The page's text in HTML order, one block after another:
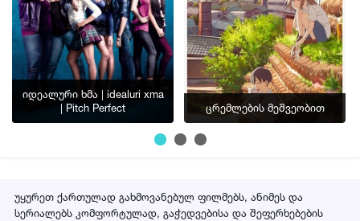
იდეალური ხმა | idealuri xma
| Pitch Perfect
ცრემლების მეშვეობით
უყურეთ ქართულად გახმოვანებულ ფილმებს, ანიმეს და
სერიალებს კომფორტულად, გაჭედვებისა და შეფერხებების